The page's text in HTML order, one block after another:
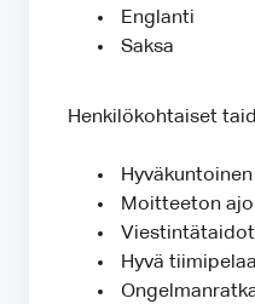
Englanti
Saksa
Henkilökohtaiset
Hyväkuntoinen
Moitteeton
Viestintätaidot
Hyvä